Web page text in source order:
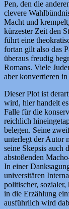
Pen, den die
clevere
Macht und
kürzester Zeit den
führt eine
fortan gilt also das
überaus freudig
Romans. Viele
aber konvertieren
Dieser Plot ist
wird, hier handelt
Falle für die
reichlich
belegen. Seine
unterlegt der Autor
seine Skepsis auch
abstoßenden
In einer
universitären
politischer,
in die Erzählung
ausführlich wird